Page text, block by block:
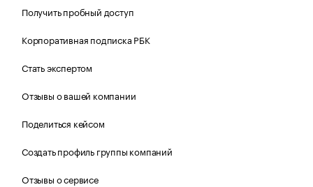
Получить пробный доступ
Корпоративная подписка РБК
Стать экспертом
Отзывы о вашей компании
Поделиться кейсом
Создать профиль группы компаний
Отзывы о сервисе